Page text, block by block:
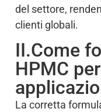
del settore,
clienti globali.
II.Come
HPMC
La corretta